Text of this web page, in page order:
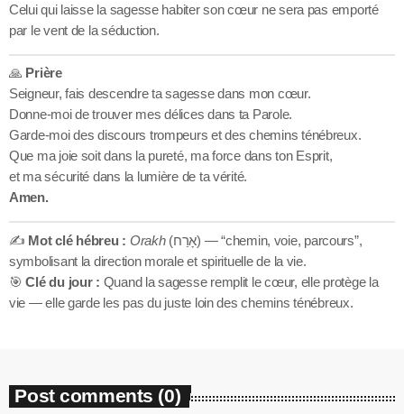
Celui qui laisse la sagesse habiter son cœur ne sera pas emporté
par le vent de la séduction.
🙏 Prière
Seigneur, fais descendre ta sagesse dans mon cœur.
Donne-moi de trouver mes délices dans ta Parole.
Garde-moi des discours trompeurs et des chemins ténébreux.
Que ma joie soit dans la pureté, ma force dans ton Esprit,
et ma sécurité dans la lumière de ta vérité.
Amen.
✍️ Mot clé hébreu : Orakh(אָרַח) — “chemin, voie, parcours”,
symbolisant la direction morale et spirituelle de la vie.
🎯Clé du jour : Quand la sagesse remplit le cœur, elle protège la
vie — elle garde les pas du juste loin des chemins ténébreux.
Post comments (0)